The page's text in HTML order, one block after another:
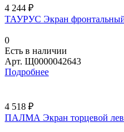
4 244 ₽
ТАУРУС Экран
0
Есть в наличии
Арт. Щ0000042643
Подробнее
4 518 ₽
ПАЛМА Экран торцевой